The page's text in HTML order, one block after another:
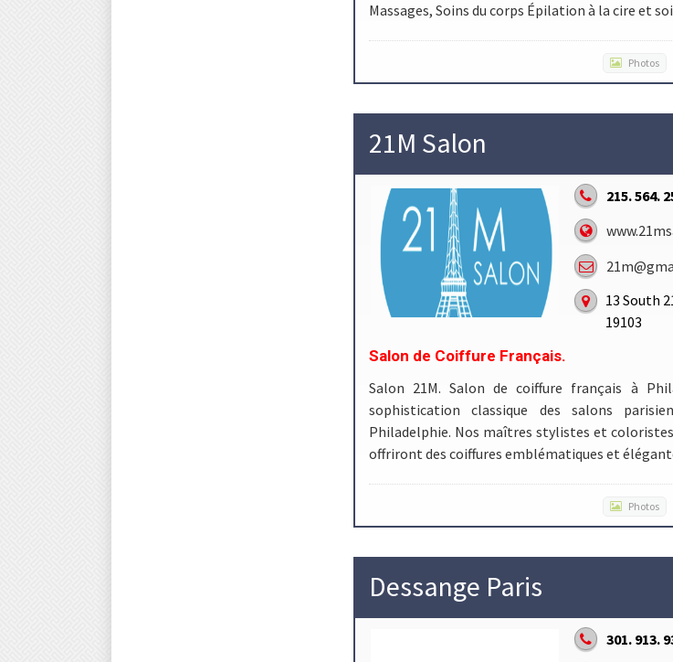
Massages, Soins du corps Épilation à la cire et
Photos
21M Salon
215. 564.
13 South
19103
Salon de Coiffure Français.
Salon 21M. Salon de coiffure français à
sophistication classique des salons
Philadelphie. Nos maîtres stylistes et
offriront des coiffures emblématiques et
Photos
Dessange Paris
301. 913.